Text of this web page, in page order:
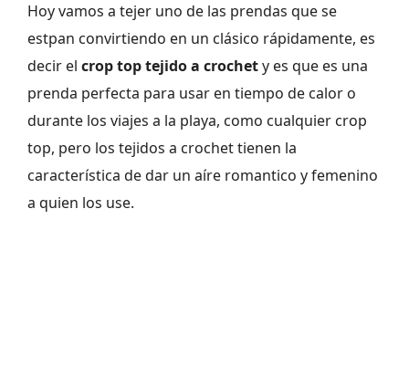
Hoy vamos a tejer uno de las prendas que se
estpan convirtiendo en un clásico rápidamente, es
decir el crop top tejido a crochety es que es una
prenda perfecta para usar en tiempo de calor o
durante los viajes a la playa, como cualquier crop
top, pero los tejidos a crochet tienen la
característica de dar un aíre romantico y femenino
a quien los use.